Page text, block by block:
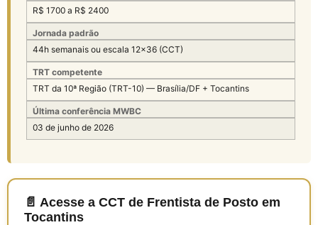
R$ 1700 a R$ 2400
Jornada padrão
44h semanais ou escala 12×36 (CCT)
TRT competente
TRT da 10ª Região (TRT-10) — Brasília/DF + Tocantins
Última conferência MWBC
03 de junho de 2026
📄 Acesse a CCT de Frentista de Posto em
Tocantins